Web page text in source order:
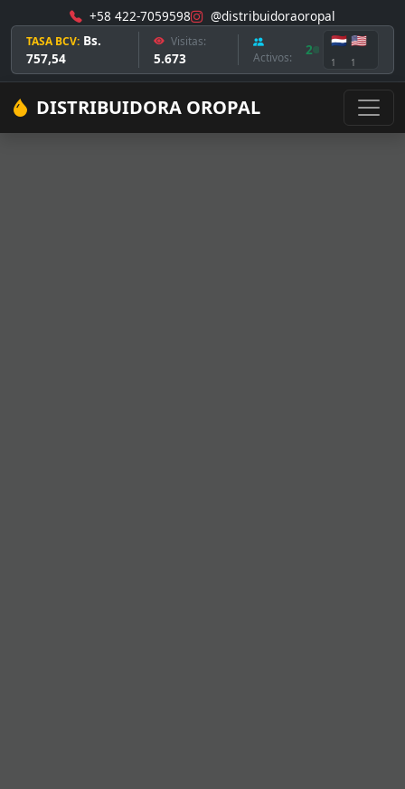
+58 422-7059598 @distribuidoraoropal
TASA BCV: Bs.
757,54
Visitas:
5.673 Activos: 2
🇳🇱
1
🇺🇸
1
DISTRIBUIDORA OROPAL